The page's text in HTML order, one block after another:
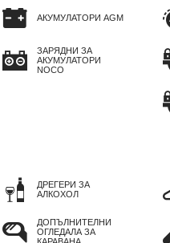
АКУМУЛАТОРИ AGM
ЗАРЯДНИ ЗА
АКУМУЛАТОРИ
NOCO
ДРЕГЕРИ ЗА
АЛКОХОЛ
ДОПЪЛНИТЕЛНИ
ОГЛЕДАЛА ЗА